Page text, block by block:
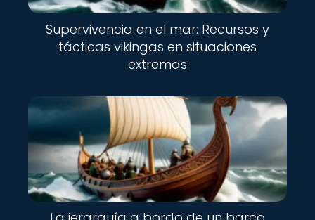
Supervivencia en el mar: Recursos y
tácticas vikingas en situaciones
extremas